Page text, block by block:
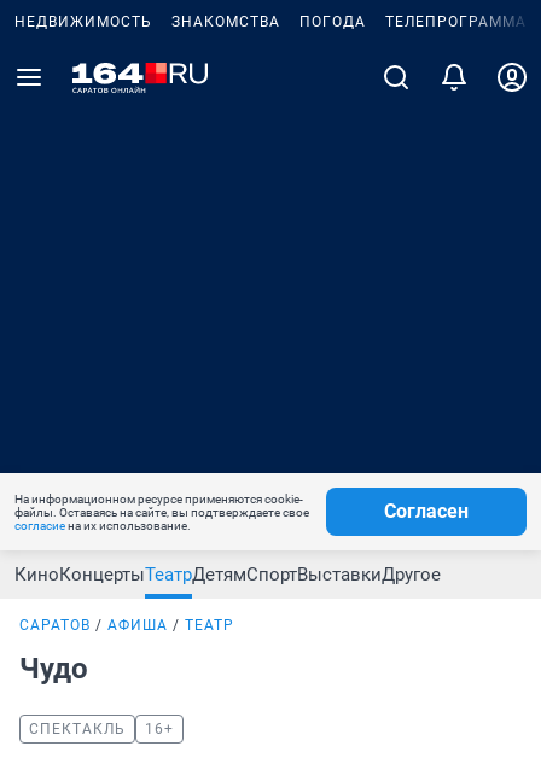
НЕДВИЖИМОСТЬ ЗНАКОМСТВА ПОГОДА ТЕЛЕПРОГРАММА
На информационном ресурсе применяются cookie-
файлы. Оставаясь на сайте, вы подтверждаете свое
согласиена их использование.
Согласен
КиноКонцертыТеатрДетямСпортВыставкиДругое
САРАТОВ АФИША ТЕАТР
Чудо
СПЕКТАКЛЬ 16+